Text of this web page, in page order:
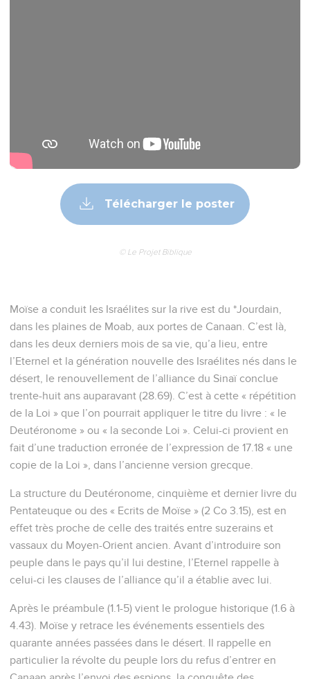
Télécharger le poster
© Le Projet Biblique
Moïse a conduit les Israélites sur la rive est du *Jourdain,
dans les plaines de Moab, aux portes de Canaan. C’est là,
dans les deux derniers mois de sa vie, qu’a lieu, entre
l’Eternel et la génération nouvelle des Israélites nés dans le
désert, le renouvellement de l’alliance du Sinaï conclue
trente-huit ans auparavant (28.69). C’est à cette « répétition
de la Loi » que l’on pourrait appliquer le titre du livre : « le
Deutéronome » ou « la seconde Loi ». Celui-ci provient en
fait d’une traduction erronée de l’expression de 17.18 « une
copie de la Loi », dans l’ancienne version grecque.
La structure du Deutéronome, cinquième et dernier livre du
Pentateuque ou des « Ecrits de Moïse » (2 Co 3.15), est en
effet très proche de celle des traités entre suzerains et
vassaux du Moyen-Orient ancien. Avant d’introduire son
peuple dans le pays qu’il lui destine, l’Eternel rappelle à
celui-ci les clauses de l’alliance qu’il a établie avec lui.
Après le préambule (1.1-5) vient le prologue historique (1.6 à
4.43). Moïse y retrace les événements essentiels des
quarante années passées dans le désert. Il rappelle en
particulier la révolte du peuple lors du refus d’entrer en